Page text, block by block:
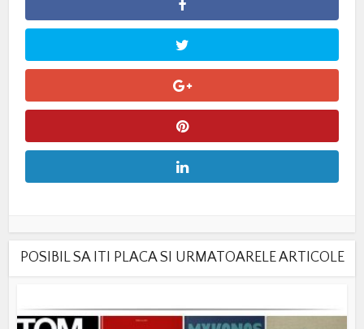
POSIBIL SA ITI PLACA SI URMATOARELE ARTICOLE